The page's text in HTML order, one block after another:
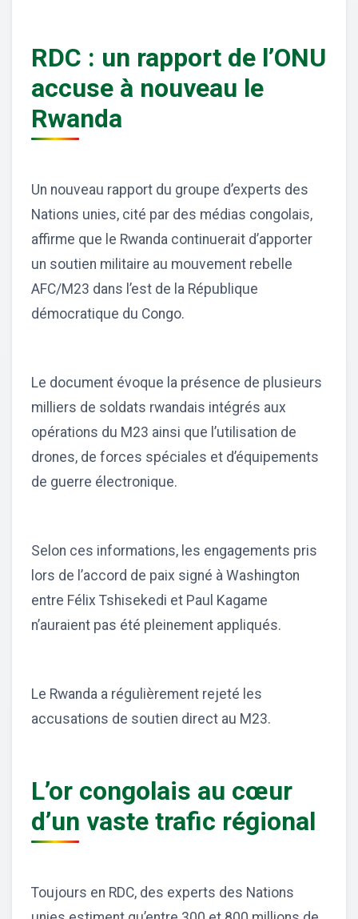
RDC : un rapport de l’ONU
accuse à nouveau le
Rwanda
Un nouveau rapport du groupe d’experts des
Nations unies, cité par des médias congolais,
affirme que le Rwanda continuerait d’apporter
un soutien militaire au mouvement rebelle
AFC/M23 dans l’est de la République
démocratique du Congo.
Le document évoque la présence de plusieurs
milliers de soldats rwandais intégrés aux
opérations du M23 ainsi que l’utilisation de
drones, de forces spéciales et d’équipements
de guerre électronique.
Selon ces informations, les engagements pris
lors de l’accord de paix signé à Washington
entre Félix Tshisekedi et Paul Kagame
n’auraient pas été pleinement appliqués.
Le Rwanda a régulièrement rejeté les
accusations de soutien direct au M23.
L’or congolais au cœur
d’un vaste trafic régional
Toujours en RDC, des experts des Nations